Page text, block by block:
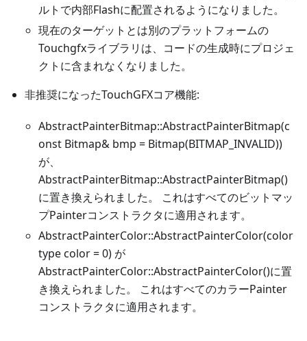
ルトで内部Flashに配置されるようになりました。
現在のターゲットとは別のプラットフォームの
Touchgfxライブラリは、コードの生成時にプロジェ
クトに含まれなくなりました。
非推奨になったTouchGFXコア機能:
AbstractPainterBitmap::AbstractPainterBitmap(c
onst Bitmap& bmp = Bitmap(BITMAP_INVALID))
が、
AbstractPainterBitmap::AbstractPainterBitmap()
に置き換えられました。 これはすべてのビットマッ
プPainterコンストラクタに適用されます。
AbstractPainterColor::AbstractPainterColor(color
type color = 0) が
AbstractPainterColor::AbstractPainterColor()に置
き換えられました。 これはすべてのカラーPainter
コンストラクタに適用されます。